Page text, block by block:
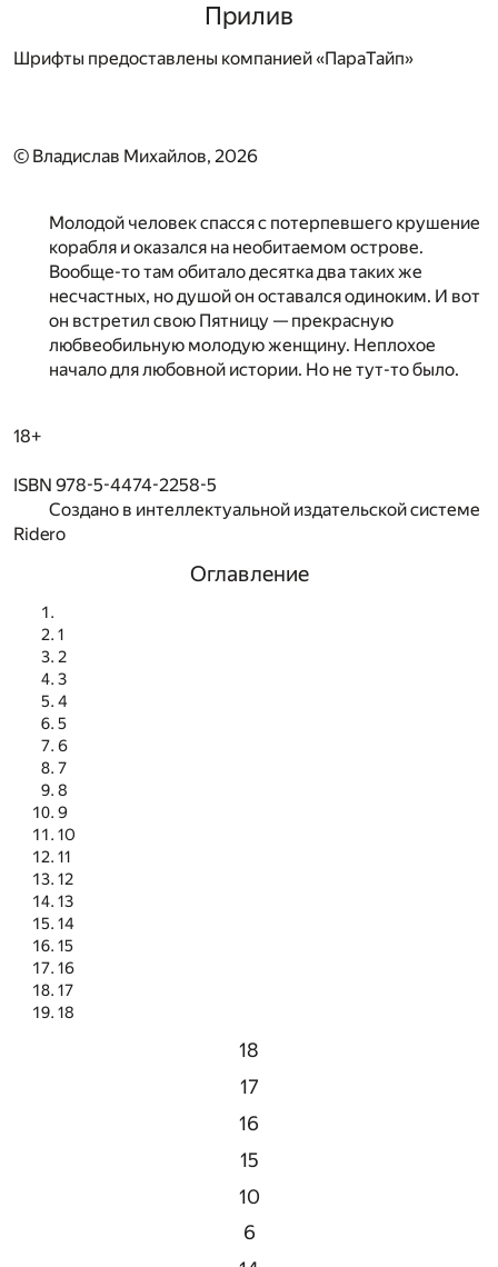
Прилив
Шрифты предоставлены компанией «ПараТайп»
© Владислав Михайлов, 2026
Молодой человек спасся с потерпевшего крушение
корабля и оказался на необитаемом острове.
Вообще-то там обитало десятка два таких же
несчастных, но душой он оставался одиноким. И вот
он встретил свою Пятницу — прекрасную
любвеобильную молодую женщину. Неплохое
начало для любовной истории. Но не тут-то было.
18+
ISBN 978-5-4474-2258-5
Создано в интеллектуальной издательской системе
Ridero
Оглавление
1
2
3
4
5
6
7
8
9
10
11
12
13
14
15
16
17
18
18
17
16
15
10
6